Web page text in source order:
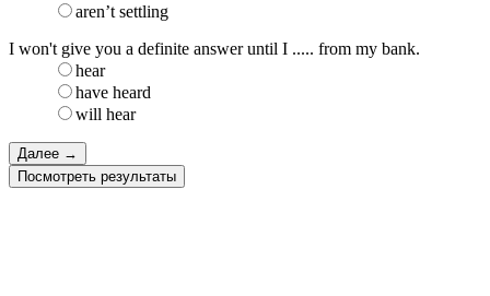
aren’t settling
I won't give you a definite answer until I ..... from my bank.
hear
have heard
will hear
Посмотреть результаты